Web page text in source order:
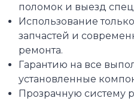
поломок и выезд
Использование
запчастей и
ремонта.
Гарантию на все
установленные
Прозрачную систему